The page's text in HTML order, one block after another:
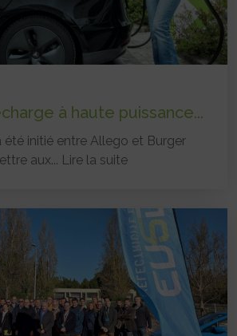
à haute puissance...
été initié entre Allego et Burger
aux... Lire la suite